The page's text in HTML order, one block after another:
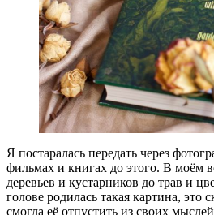
Я постаралась передать через
фильмах и книгах до этого. В моём
деревьев и кустарников до трав и
голове родилась такая картина, это
смогла её отпустить из своих